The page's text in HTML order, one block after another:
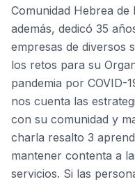
Comunidad Hebrea de
además, dedicó 35
empresas de diversos
los retos para su
pandemia por COVID-
nos cuenta las
con su comunidad y
charla resalto 3
mantener contenta a
servicios. Si las